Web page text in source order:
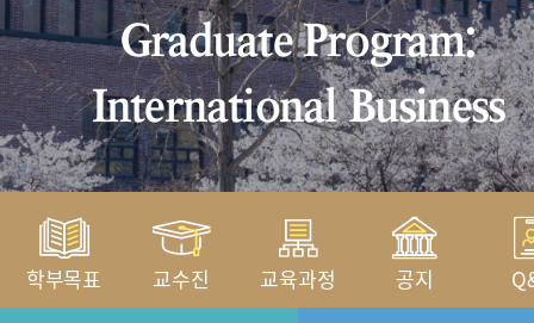
Graduate Program:
International Business
학부목표 교수진 교육과정 공지